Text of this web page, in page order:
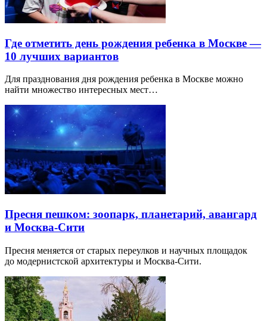
Где отметить день рождения ребенка в Москве —
10 лучших вариантов
Для празднования дня рождения ребенка в Москве можно
найти множество интересных мест…
Пресня пешком: зоопарк, планетарий, авангард
и Москва-Сити
Пресня меняется от старых переулков и научных площадок
до модернистской архитектуры и Москва-Сити.